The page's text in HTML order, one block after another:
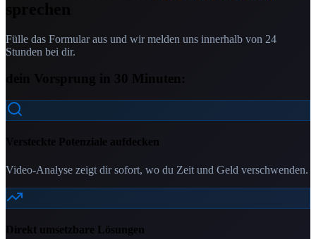
Fülle das Formular aus und wir melden uns innerhalb von 24
Stunden bei dir.
dein Vorsprung in 30 Minuten:
Versteckte Potenziale aufdecken
Video-Analyse zeigt dir sofort, wo du Zeit und Geld verschwenden.
Direkt umsetzbare Lösungen